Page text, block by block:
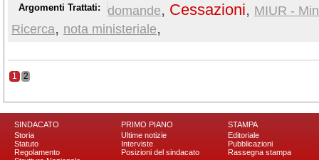
Argomenti Trattati: domande, Cessazioni, MIUR -
Ricerca, nota ministeriale,
1 2
SINDACATO
Storia
Statuto
Regolamento
PRIMO PIANO
Ultime notizie
Interviste
Posizioni del sindacato
STAMPA
Editoriale
Pubblicazioni
Rassegna stampa